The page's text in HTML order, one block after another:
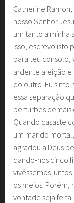
Catherine
nosso Senhor
um tanto a minha
isso, escrevo isto
para teu consolo,
ardente afeição e
do outro. Eu
essa separação
perturbes demais
Quando casaste
um marido
agradou a Deus
dando-nos cinco
vivêssemos
os meios. Porém,
vontade seja feita.